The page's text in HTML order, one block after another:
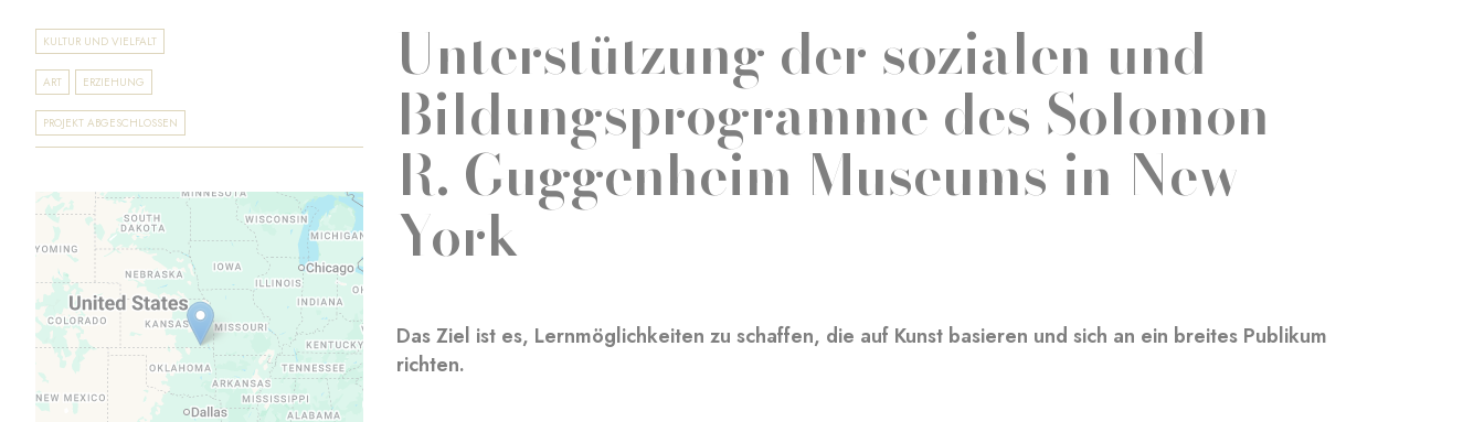
KULTUR UND VIELFALT
ART ERZIEHUNG
PROJEKT ABGESCHLOSSEN
Unterstützung der sozialen und
Bildungsprogramme des Solomon
R. Guggenheim Museums in New
York
Das Ziel ist es, Lernmöglichkeiten zu schaffen, die auf Kunst basieren und sich an ein breites Publikum
richten.